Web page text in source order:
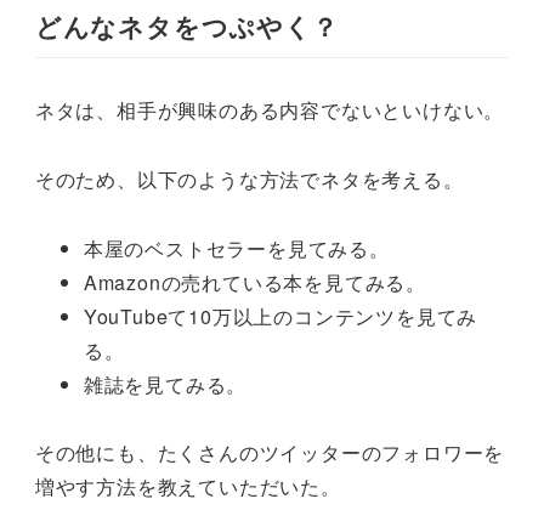
どんなネタをつぷやく？
ネタは、相手が興味のある内容でないといけない。
そのため、以下のような方法でネタを考える。
本屋のベストセラーを見てみる。
Amazonの売れている本を見てみる。
YouTubeて10万以上のコンテンツを見てみ
る。
雑誌を見てみる。
その他にも、たくさんのツイッターのフォロワーを
増やす方法を教えていただいた。